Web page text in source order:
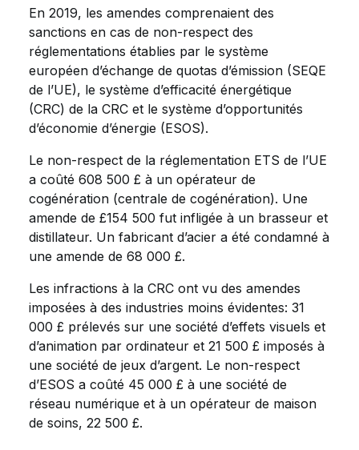
En 2019, les amendes comprenaient des
sanctions en cas de non-respect des
réglementations établies par le système
européen d’échange de quotas d’émission (SEQE
de l’UE), le système d’efficacité énergétique
(CRC) de la CRC et le système d’opportunités
d’économie d’énergie (ESOS).
Le non-respect de la réglementation ETS de l’UE
a coûté 608 500 £ à un opérateur de
cogénération (centrale de cogénération). Une
amende de £154 500 fut infligée à un brasseur et
distillateur. Un fabricant d’acier a été condamné à
une amende de 68 000 £.
Les infractions à la CRC ont vu des amendes
imposées à des industries moins évidentes: 31
000 £ prélevés sur une société d’effets visuels et
d’animation par ordinateur et 21 500 £ imposés à
une société de jeux d’argent. Le non-respect
d’ESOS a coûté 45 000 £ à une société de
réseau numérique et à un opérateur de maison
de soins, 22 500 £.